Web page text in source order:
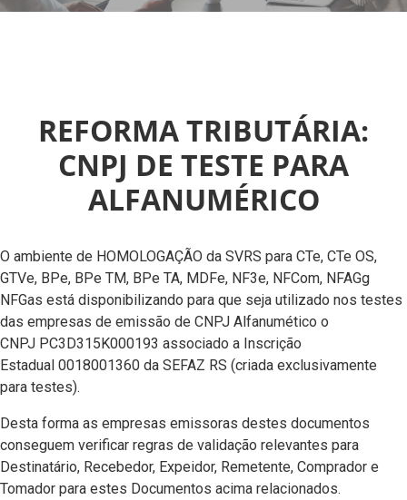
REFORMA TRIBUTÁRIA:
CNPJ DE TESTE PARA
ALFANUMÉRICO
O ambiente de HOMOLOGAÇÃO da SVRS para CTe, CTe OS,
GTVe, BPe, BPe TM, BPe TA, MDFe, NF3e, NFCom, NFAGg
NFGas está disponibilizando para que seja utilizado nos testes
das empresas de emissão de CNPJ Alfanumético o
CNPJ PC3D315K000193 associado a Inscrição
Estadual 0018001360 da SEFAZ RS (criada exclusivamente
para testes).
Desta forma as empresas emissoras destes documentos
conseguem verificar regras de validação relevantes para
Destinatário, Recebedor, Expeidor, Remetente, Comprador e
Tomador para estes Documentos acima relacionados.